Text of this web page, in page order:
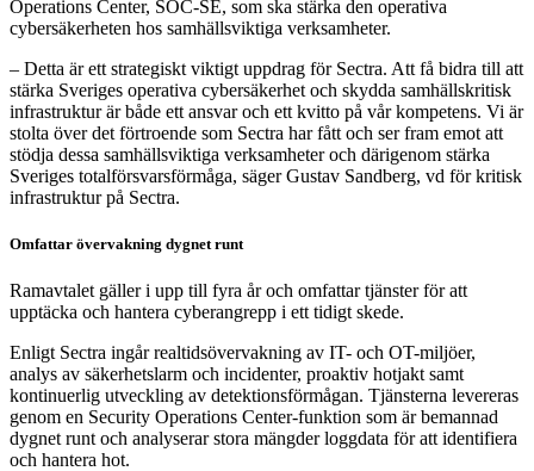
Operations Center, SOC-SE, som ska stärka den operativa
cybersäkerheten hos samhällsviktiga verksamheter.
– Detta är ett strategiskt viktigt uppdrag för Sectra. Att få bidra till att
stärka Sveriges operativa cybersäkerhet och skydda samhällskritisk
infrastruktur är både ett ansvar och ett kvitto på vår kompetens. Vi är
stolta över det förtroende som Sectra har fått och ser fram emot att
stödja dessa samhällsviktiga verksamheter och därigenom stärka
Sveriges totalförsvarsförmåga, säger Gustav Sandberg, vd för kritisk
infrastruktur på Sectra.
Omfattar övervakning dygnet runt
Ramavtalet gäller i upp till fyra år och omfattar tjänster för att
upptäcka och hantera cyberangrepp i ett tidigt skede.
Enligt Sectra ingår realtidsövervakning av IT- och OT-miljöer,
analys av säkerhetslarm och incidenter, proaktiv hotjakt samt
kontinuerlig utveckling av detektionsförmågan. Tjänsterna levereras
genom en Security Operations Center-funktion som är bemannad
dygnet runt och analyserar stora mängder loggdata för att identifiera
och hantera hot.